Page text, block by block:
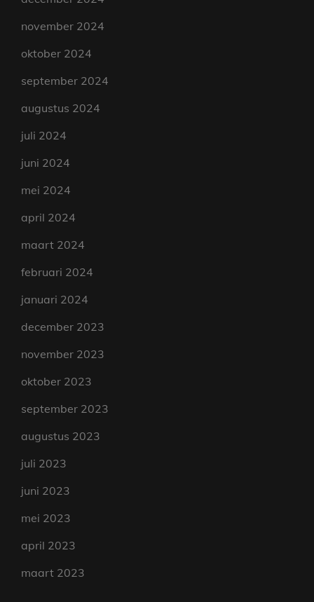
november 2024
oktober 2024
september 2024
augustus 2024
juli 2024
juni 2024
mei 2024
april 2024
maart 2024
februari 2024
januari 2024
december 2023
november 2023
oktober 2023
september 2023
augustus 2023
juli 2023
juni 2023
mei 2023
april 2023
maart 2023